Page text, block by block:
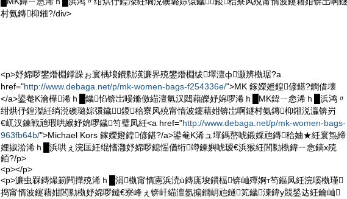
村氨鏄枊鎺?/div>
<p>妤婂啰鐢熸棩鐣跺ぉ寰楀埌鐨勬渶濂界殑鐢熸棩绂墿澶ф灏辨槸琚?a
href="http://www.debaga.net/p/mk-women-bags-f254336e/">MK 鎵嬫嬁鍠偐鍖?鐧借壊
</a>鍙奙K瀹樺浠ｈ█鐬惂锛岀暥鏅傚緢澶氫汉閮藉皪妤婂啰浠ｈ█MK鍏ㄧ悆浠ｈ█浜鸿〃
绀烘伃鍠滐紝绱涚礇璐婃彋鐬鍐秴寮风殑甯惰波鑳藉姏锛岀啊鐩村氨鏄枊鎺涚灜锛岃
€屼汉鍊戦兘瑕哄緱妤婂啰鐬笉璧凤紝<a href="http://www.debaga.net/p/mk-women-bags-
963fb64b/">Michael Kors 鎵嬫嬁鍠偐鍖?/a>鍙奙K浠ュ墠鎷嶅唬鍛婇兘鏄秴妯★紝寰炰締
娌掓湁浠ｈ█浜哄ぇ浣匡紝绲愭灉妤婂啰鎴愮偤绗竴鍊嬩唬瑷€浜猴紝閭勬槸鍏ㄧ悆鎬х殑
銆?/p>
<p></p>
<p>濂虫槑鏄熶箣闁撶殑浠ｈ█涓槸甯惰憲浜涜ū鏄庣埈鏆楅锛屾殫婀т笉鏂凤紝浣嗘槸瑾
捣甯惰波鑳藉姏閭勬槸妤婂啰鏈€寮峰ぇ锛屽緢澶氬搧鐗岄兘鐩笂鐬湅鍏у競鍫达紝鑰屾